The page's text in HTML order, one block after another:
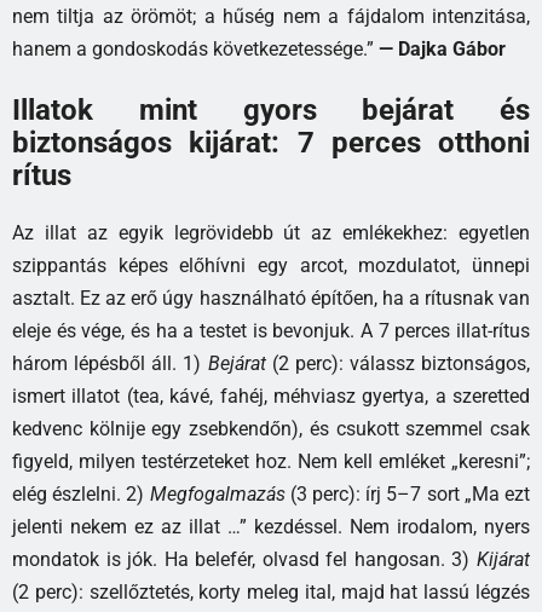
nem tiltja az örömöt; a hűség nem a fájdalom intenzitása,
hanem a gondoskodás következetessége.” — Dajka Gábor
Illatok mint gyors bejárat és
biztonságos kijárat: 7 perces otthoni
rítus
Az illat az egyik legrövidebb út az emlékekhez: egyetlen
szippantás képes előhívni egy arcot, mozdulatot, ünnepi
asztalt. Ez az erő úgy használható építően, ha a rítusnak van
eleje és vége, és ha a testet is bevonjuk. A 7 perces illat-rítus
három lépésből áll. 1) Bejárat(2 perc): válassz biztonságos,
ismert illatot (tea, kávé, fahéj, méhviasz gyertya, a szeretted
kedvenc kölnije egy zsebkendőn), és csukott szemmel csak
figyeld, milyen testérzeteket hoz. Nem kell emléket „keresni”;
elég észlelni. 2) Megfogalmazás(3 perc): írj 5–7 sort „Ma ezt
jelenti nekem ez az illat …” kezdéssel. Nem irodalom, nyers
mondatok is jók. Ha belefér, olvasd fel hangosan. 3) Kijárat
(2 perc): szellőztetés, korty meleg ital, majd hat lassú légzés